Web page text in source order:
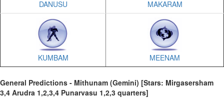
DANUSU MAKARAM
KUMBAM MEENAM
General Predictions - Mithunam (Gemini) [Stars: Mirgasersham
3,4 Arudra 1,2,3,4 Punarvasu 1,2,3 quarters]